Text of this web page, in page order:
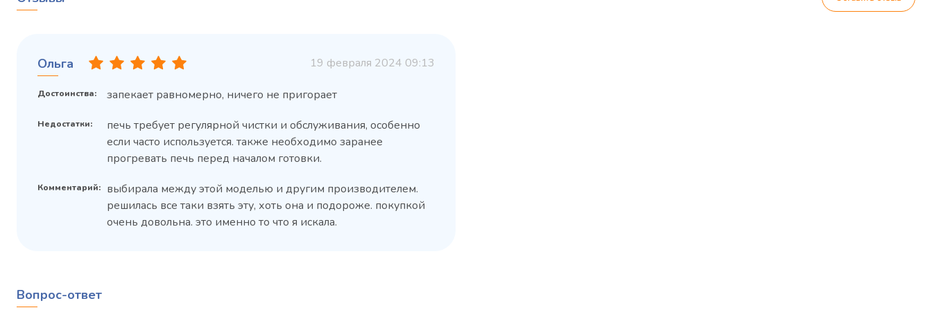
Ольга 19 февраля 2024 09:13
Достоинства: запекает равномерно, ничего не пригорает
Недостатки:
печь требует регулярной чистки и обслуживания, особенно
если часто используется. также необходимо заранее
прогревать печь перед началом готовки.
Комментарий:
выбирала между этой моделью и другим производителем.
решилась все таки взять эту, хоть она и подороже. покупкой
очень довольна. это именно то что я искала.
Вопрос-ответ